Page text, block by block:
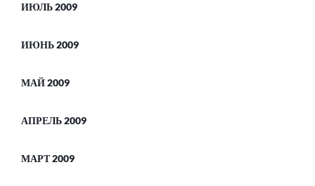
ИЮЛЬ 2009
ИЮНЬ 2009
МАЙ 2009
АПРЕЛЬ 2009
МАРТ 2009